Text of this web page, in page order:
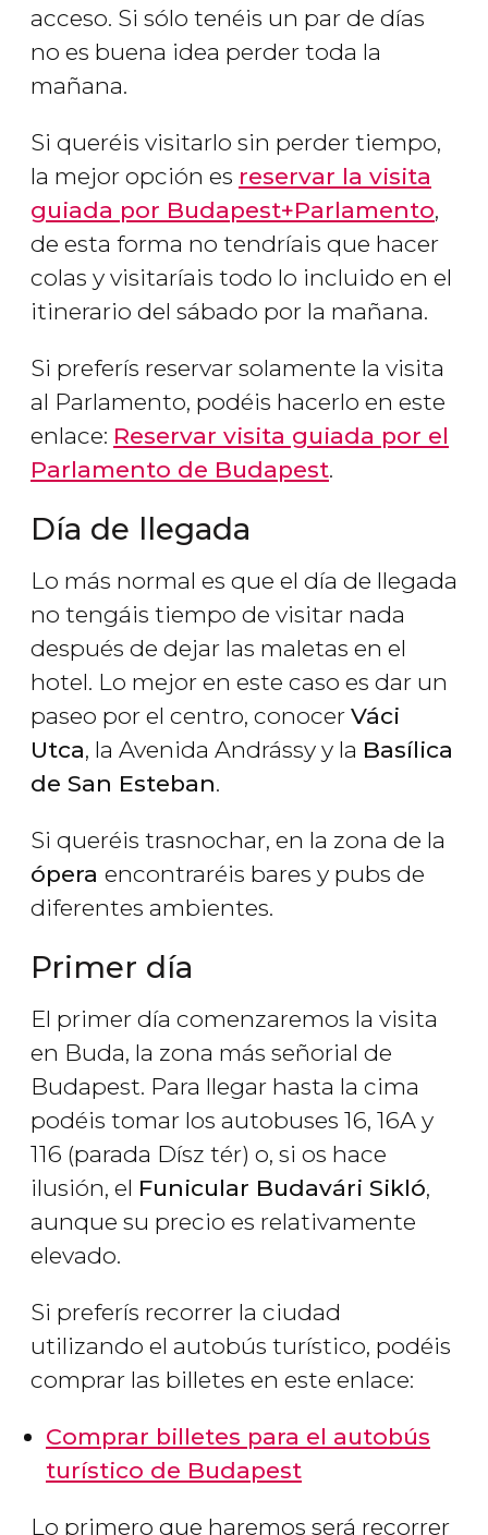
acceso. Si sólo tenéis un par de días
no es buena idea perder toda la
mañana.
Si queréis visitarlo sin perder tiempo,
la mejor opción es reservar la visita
guiada por Budapest+Parlamento,
de esta forma no tendríais que hacer
colas y visitaríais todo lo incluido en el
itinerario del sábado por la mañana.
Si preferís reservar solamente la visita
al Parlamento, podéis hacerlo en este
enlace: Reservar visita guiada por el
Parlamento de Budapest.
Día de llegada
Lo más normal es que el día de llegada
no tengáis tiempo de visitar nada
después de dejar las maletas en el
hotel. Lo mejor en este caso es dar un
paseo por el centro, conocer Váci
Utca, la Avenida Andrássy y la Basílica
de San Esteban.
Si queréis trasnochar, en la zona de la
ópera encontraréis bares y pubs de
diferentes ambientes.
Primer día
El primer día comenzaremos la visita
en Buda, la zona más señorial de
Budapest. Para llegar hasta la cima
podéis tomar los autobuses 16, 16A y
116 (parada Dísz tér) o, si os hace
ilusión, el Funicular Budavári Sikló,
aunque su precio es relativamente
elevado.
Si preferís recorrer la ciudad
utilizando el autobús turístico, podéis
comprar las billetes en este enlace:
Comprar billetes para el autobús
turístico de Budapest
Lo primero que haremos será recorrer